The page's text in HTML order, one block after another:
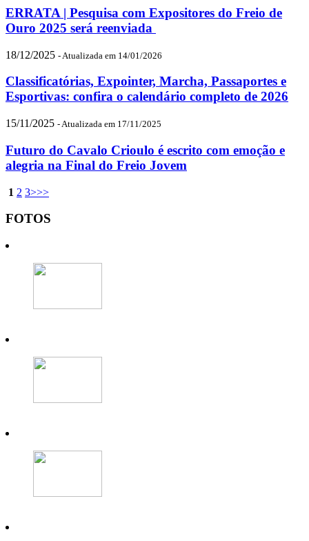
ERRATA | Pesquisa com Expositores do Freio de
Ouro 2025 será reenviada
18/12/2025 - Atualizada em 14/01/2026
Classificatórias, Expointer, Marcha, Passaportes e
Esportivas: confira o calendário completo de 2026
15/11/2025 - Atualizada em 17/11/2025
Futuro do Cavalo Crioulo é escrito com emoção e
alegria na Final do Freio Jovem
1 2 3>>>
FOTOS